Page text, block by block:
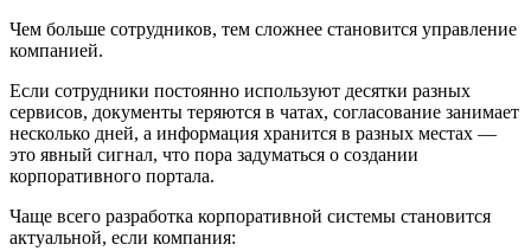
Чем больше сотрудников, тем сложнее становится управление
компанией.
Если сотрудники постоянно используют десятки разных
сервисов, документы теряются в чатах, согласование занимает
несколько дней, а информация хранится в разных местах —
это явный сигнал, что пора задуматься о создании
корпоративного портала.
Чаще всего разработка корпоративной системы становится
актуальной, если компания: